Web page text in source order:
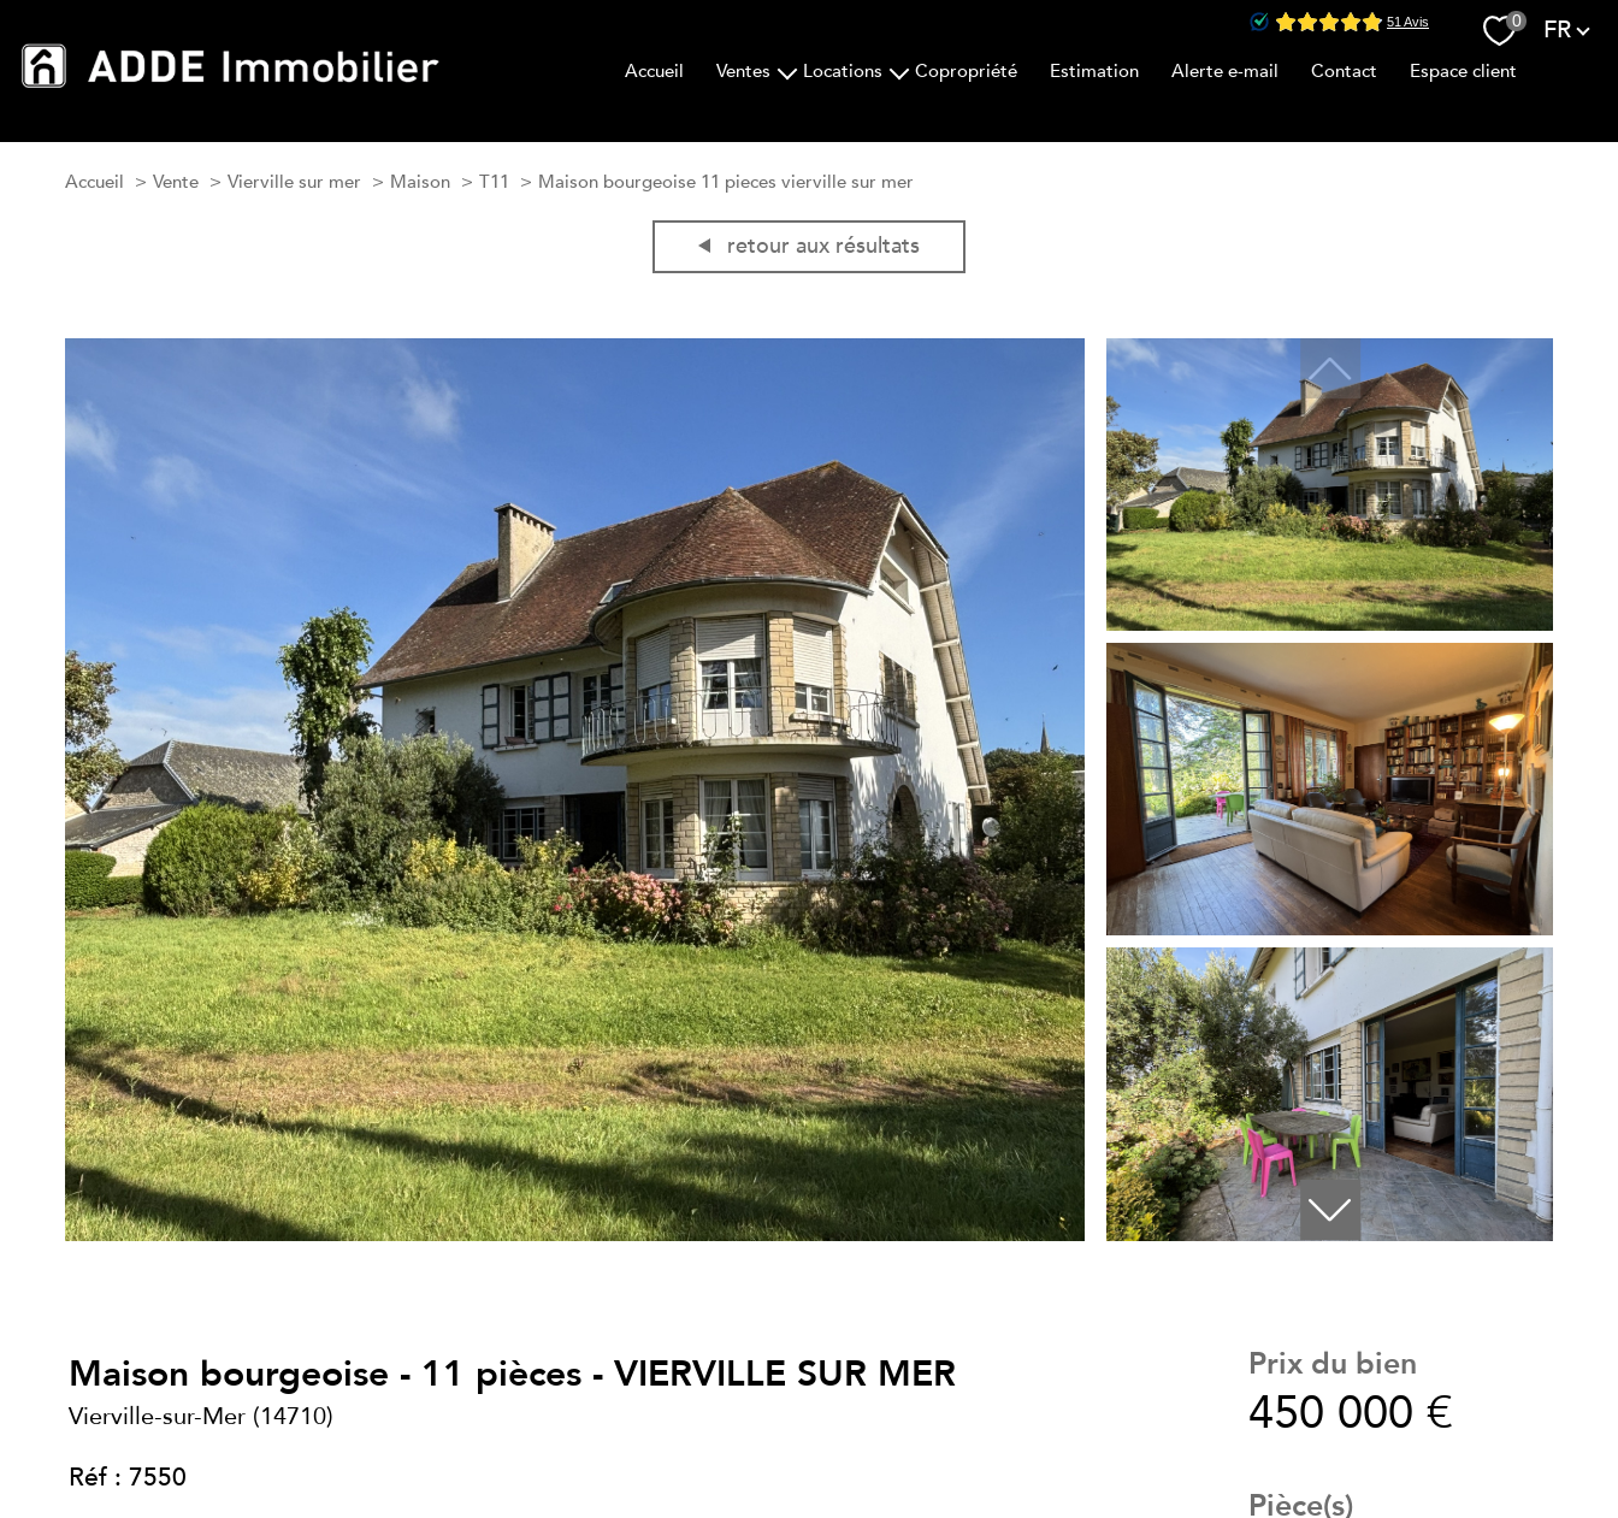
0 Langue
FR
Accueil Ventes
immeubles
locaux
terrains
Locations
locaux
Copropriété Estimation Alerte e-mail Contact Espace client
Accueil Vente Vierville sur mer Maison T11 Maison bourgeoise 11 pieces vierville sur mer
retour aux résultats
Maison bourgeoise - 11 pièces - VIERVILLE SUR MER
Vierville-sur-Mer (14710)
Réf : 7550
Prix du bien
450 000 €
Pièce(s)